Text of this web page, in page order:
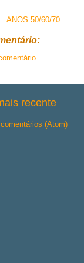
ANOS 50/60/70
recente
(Atom)